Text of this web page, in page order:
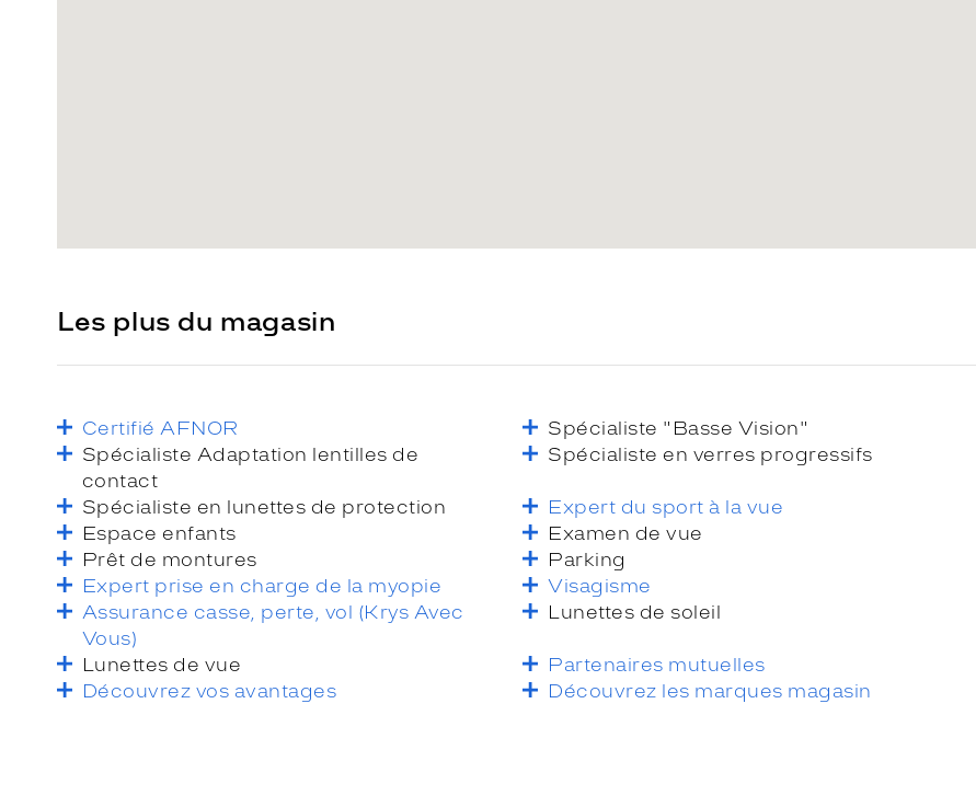
Les plus du magasin
Certifié AFNOR
Spécialiste "Basse Vision"
Spécialiste Adaptation lentilles de
contact
Spécialiste en verres progressifs
Spécialiste en lunettes de protection
Expert du sport à la vue
Espace enfants
Examen de vue
Prêt de montures
Parking
Expert prise en charge de la myopie
Visagisme
Assurance casse, perte, vol (Krys Avec
Vous)
Lunettes de soleil
Lunettes de vue
Partenaires mutuelles
Découvrez vos avantages
Découvrez les marques magasin